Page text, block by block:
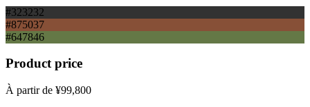
#323232
#875037
#647846
Product price
À partir de ¥99,800